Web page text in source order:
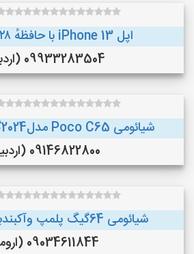
اپل iPhone 13 با حافظهٔ ۱۲۸ گیگابایت
09933283504 (اردبیل )
شیائومی Poco C65 مدل2024گلوبال256گیگ
09146822800 (اردبیل )
شیائومی 64گیگ پلمپ وآکبندبا18ماه گارانتی
09034611844 (ارومیه)